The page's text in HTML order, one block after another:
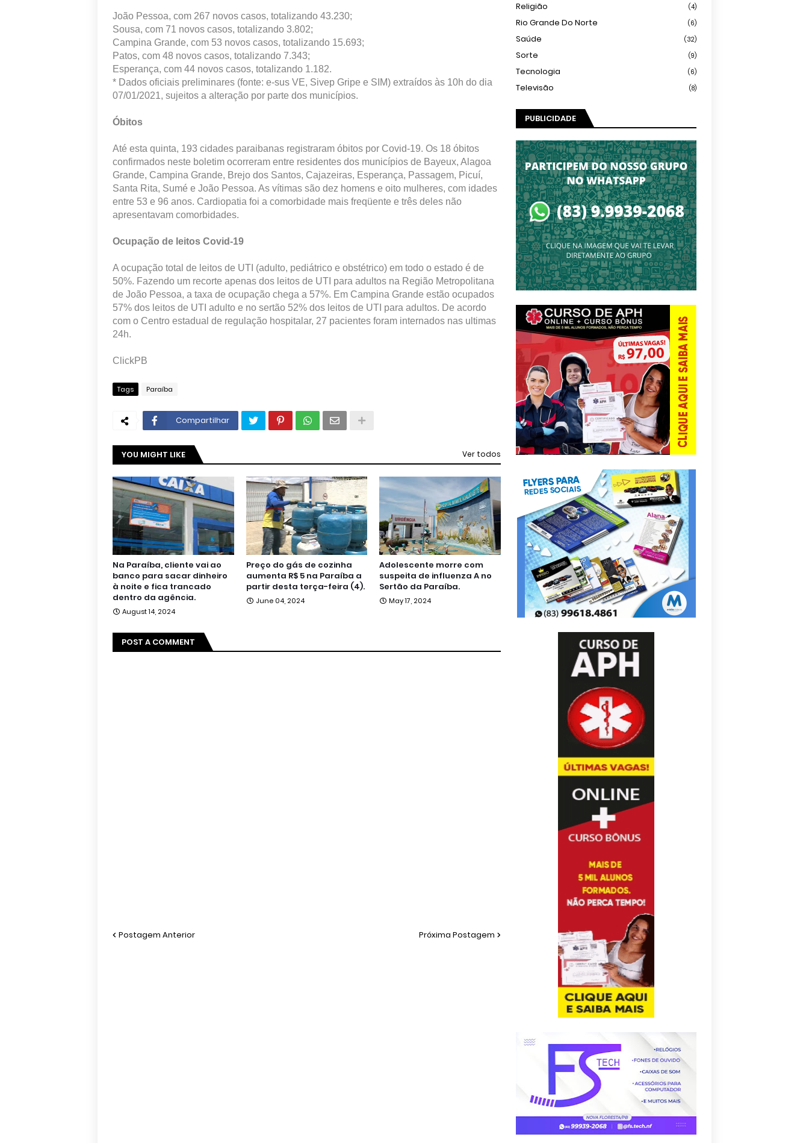
João Pessoa, com 267 novos casos, totalizando 43.230;
Sousa, com 71 novos casos, totalizando 3.802;
Campina Grande, com 53 novos casos, totalizando 15.693;
Patos, com 48 novos casos, totalizando 7.343;
Esperança, com 44 novos casos, totalizando 1.182.
* Dados oficiais preliminares (fonte: e-sus VE, Sivep Gripe e SIM) extraídos às 10h do dia
07/01/2021, sujeitos a alteração por parte dos municípios.
Óbitos
Até esta quinta, 193 cidades paraibanas registraram óbitos por Covid-19. Os 18 óbitos
confirmados neste boletim ocorreram entre residentes dos municípios de Bayeux, Alagoa
Grande, Campina Grande, Brejo dos Santos, Cajazeiras, Esperança, Passagem, Picuí,
Santa Rita, Sumé e João Pessoa. As vítimas são dez homens e oito mulheres, com idades
entre 53 e 96 anos. Cardiopatia foi a comorbidade mais freqüente e três deles não
apresentavam comorbidades.
Ocupação de leitos Covid-19
A ocupação total de leitos de UTI (adulto, pediátrico e obstétrico) em todo o estado é de
50%. Fazendo um recorte apenas dos leitos de UTI para adultos na Região Metropolitana
de João Pessoa, a taxa de ocupação chega a 57%. Em Campina Grande estão ocupados
57% dos leitos de UTI adulto e no sertão 52% dos leitos de UTI para adultos. De acordo
com o Centro estadual de regulação hospitalar, 27 pacientes foram internados nas ultimas
24h.
ClickPB
Tags Paraíba
Compartilhar
YOU MIGHT LIKE Ver todos
Na Paraíba, cliente vai ao
banco para sacar dinheiro
à noite e fica trancado
dentro da agência.
August 14, 2024
Preço do gás de cozinha
aumenta R$ 5 na Paraíba a
partir desta terça-feira (4).
June 04, 2024
Adolescente morre com
suspeita de influenza A no
Sertão da Paraíba.
May 17, 2024
POST A COMMENT
Postagem Anterior Próxima Postagem
Religião (4)
Rio Grande Do Norte (6)
Saúde (32)
Sorte (9)
Tecnologia (6)
Televisão (8)
PUBLICIDADE